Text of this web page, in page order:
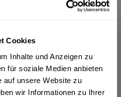
Cookies
Inhalte und Anzeigen zu
für soziale Medien anbieten
auf unsere Website zu
wir Informationen zu Ihrer
von James Burrough
- der...mehr